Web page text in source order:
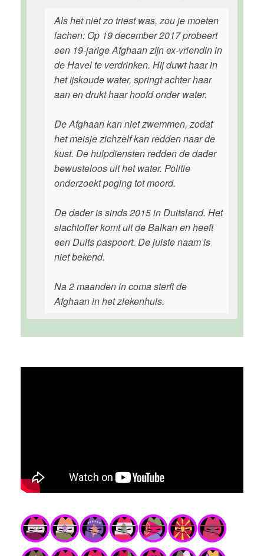
Als het niet zo triest was, zou je moeten
lachen: Op 19 december 2017 probeert
een 19-jarige Afghaan zijn ex-vriendin in
de Havel te verdrinken. Hij duwt haar in
het ijskoude water, springt achter haar
aan en drukt haar hoofd onder water.
De Afghaan kan niet zwemmen, zodat
het meisje zichzelf kan redden naar de
kust. De hulpdiensten redden de dader
bewusteloos uit het water. Politie
onderzoekt poging tot moord.
De dader is sinds 2015 in Duitsland. Het
slachtoffer komt uit de Balkan en heeft
een Duits paspoort. De juiste naam is
niet bekend.
Na 2 maanden in coma sterft de
Afghaan in het ziekenhuis.